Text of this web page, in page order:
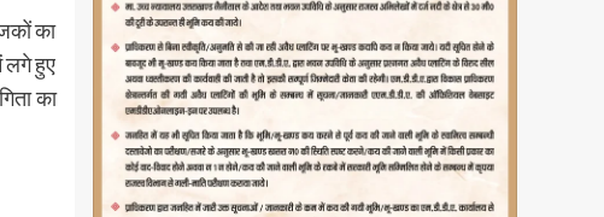
का
लगे हुए
का